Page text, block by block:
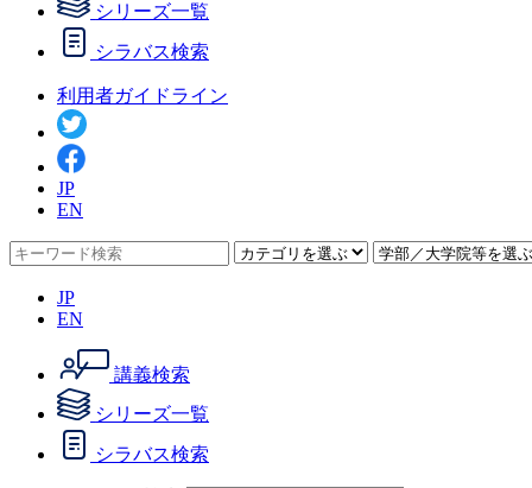
シリーズ一覧
シラバス検索
利用者ガイドライン
JP
EN
JP
EN
講義検索
シリーズ一覧
シラバス検索